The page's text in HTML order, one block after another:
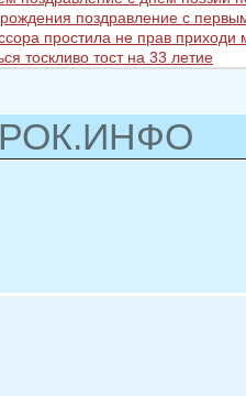
поздравление с
простила не прав
тоскливо тост на 33 летие